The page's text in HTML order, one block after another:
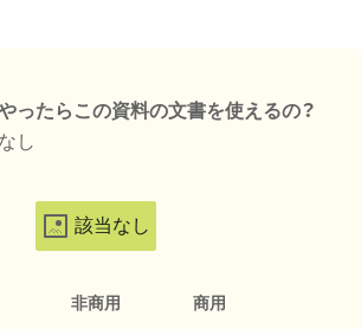
ったらこの資料の文書を使えるの？
し
該当なし
非商用 商用